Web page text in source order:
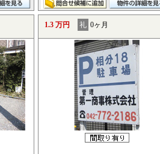
1.3 万円 礼 0ヶ月